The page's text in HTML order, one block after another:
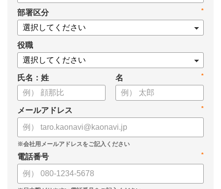
から始める方も安心です。評価シートフォーマットの作成や素
案の生成など、コピペで使えるプロンプトも収録！
生成AIを「壁打ち相手」や「作業アシスタント」にして、明日か
らの人事業務を効率化してみませんか？
【資料の内容】
・人事担当者に聞いた「生成AI活用に関する実態調査」
・生成AI利用における注意点やルール
・今日から使えるプロンプト集（人事評価、エンゲージメント業
務）
*
部署区分
役職
氏名：姓 *
名
*
メールアドレス
*
電話番号